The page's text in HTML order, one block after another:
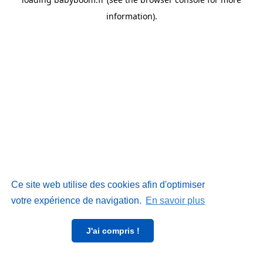
Ce site web utilise des cookies afin d'optimiser
votre expérience de navigation. En savoir plus
J'ai compris !
information).